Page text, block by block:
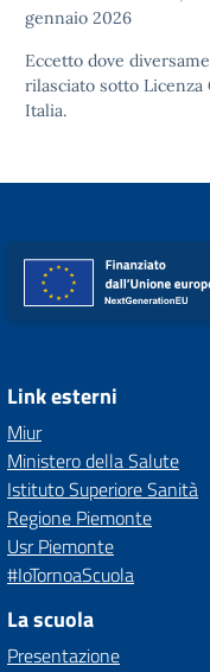
gennaio 2026
Eccetto dove
rilasciato sotto Licenza
Italia.
Link esterni
Miur
Ministero della Salute
Istituto Superiore Sanità
Regione Piemonte
Usr Piemonte
#IoTornoaScuola
La scuola
Presentazione